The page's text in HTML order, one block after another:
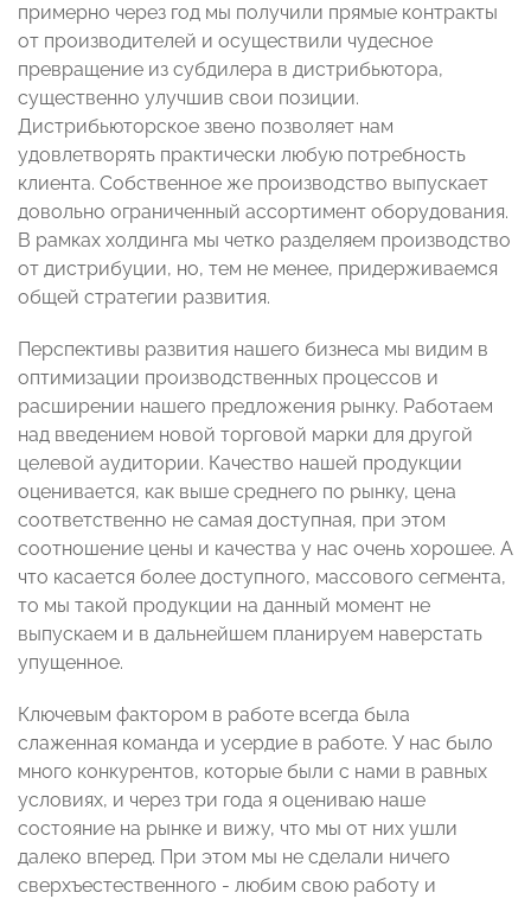
примерно через год мы получили прямые контракты
от производителей и осуществили чудесное
превращение из субдилера в дистрибьютора,
существенно улучшив свои позиции.
Дистрибьюторское звено позволяет нам
удовлетворять практически любую потребность
клиента. Собственное же производство выпускает
довольно ограниченный ассортимент оборудования.
В рамках холдинга мы четко разделяем производство
от дистрибуции, но, тем не менее, придерживаемся
общей стратегии развития.
Перспективы развития нашего бизнеса мы видим в
оптимизации производственных процессов и
расширении нашего предложения рынку. Работаем
над введением новой торговой марки для другой
целевой аудитории. Качество нашей продукции
оценивается, как выше среднего по рынку, цена
соответственно не самая доступная, при этом
соотношение цены и качества у нас очень хорошее. А
что касается более доступного, массового сегмента,
то мы такой продукции на данный момент не
выпускаем и в дальнейшем планируем наверстать
упущенное.
Ключевым фактором в работе всегда была
слаженная команда и усердие в работе. У нас было
много конкурентов, которые были с нами в равных
условиях, и через три года я оцениваю наше
состояние на рынке и вижу, что мы от них ушли
далеко вперед. При этом мы не сделали ничего
сверхъестественного - любим свою работу и